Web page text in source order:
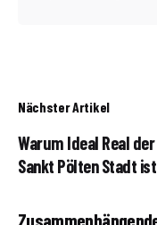
Nächster Artikel
Warum Ideal Real
Sankt Pölten Stadt ist